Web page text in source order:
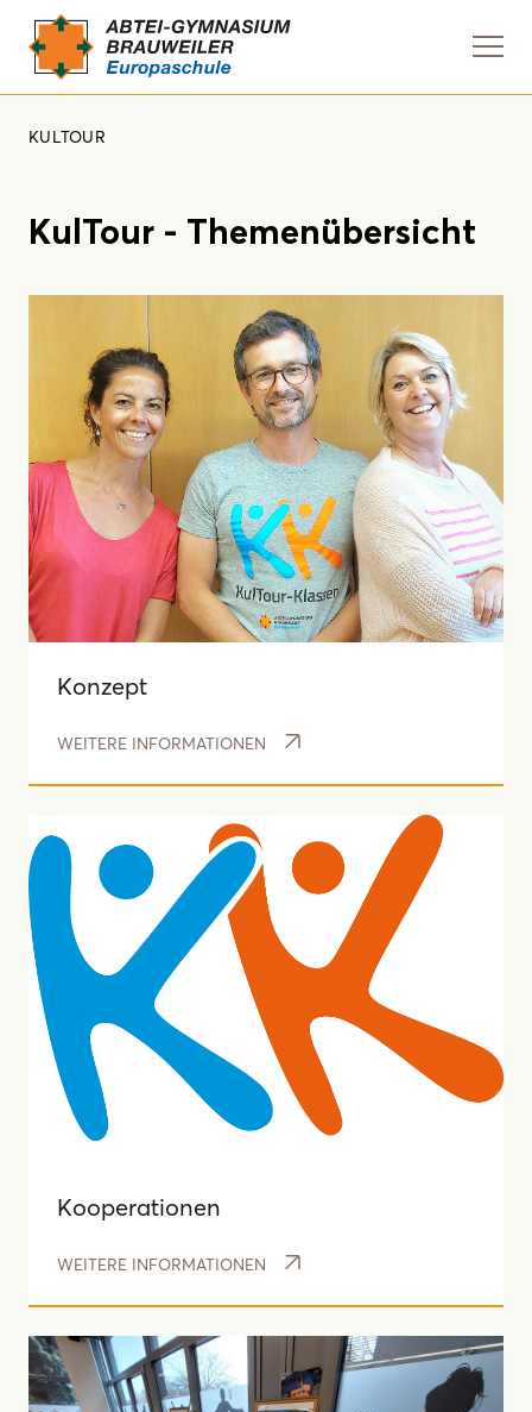
KULTOUR
KulTour - Themenübersicht
Konzept
WEITERE INFORMATIONEN
Kooperationen
WEITERE INFORMATIONEN